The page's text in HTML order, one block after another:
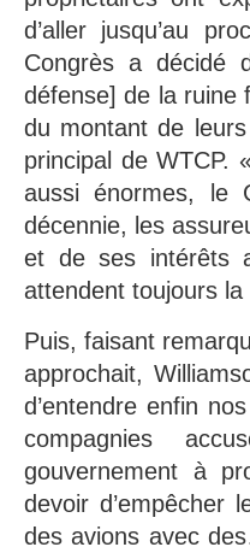
d’aller jusqu’au
Congrès a décidé
défense] de la ruine
du montant de
principal de WTCP.
aussi énormes, le
décennie, les
et de ses intérêts
attendent toujours
Puis, faisant
approchait,
d’entendre enfin
compagnies
gouvernement à
devoir d’empêcher
des avions avec